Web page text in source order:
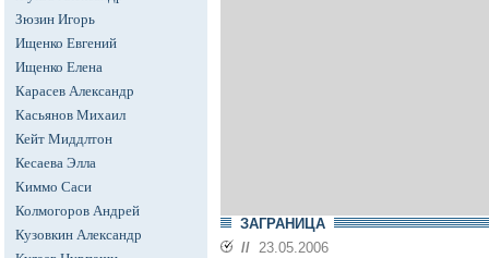
Зюзин Игорь
Ищенко Евгений
Ищенко Елена
Карасев Александр
Касьянов Михаил
Кейт Миддлтон
Кесаева Элла
Киммо Саси
Колмогоров Андрей
Кузовкин Александр
ЗАГРАНИЦА
// 23.05.2006